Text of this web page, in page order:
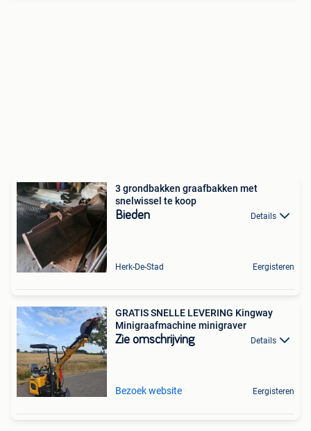
3 grondbakken graafbakken met
snelwissel te koop
Bieden Details
Herk-De-Stad Eergisteren
GRATIS SNELLE LEVERING Kingway
Minigraafmachine minigraver
Zie omschrijving Details
Bezoek website Eergisteren